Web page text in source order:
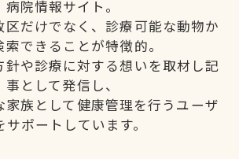
病院情報サイト。
区だけでなく、診療可能な動物か
索できることが特徴的。
針や診療に対する想いを取材し記
事として発信し、
家族として健康管理を行うユーザ
サポートしています。